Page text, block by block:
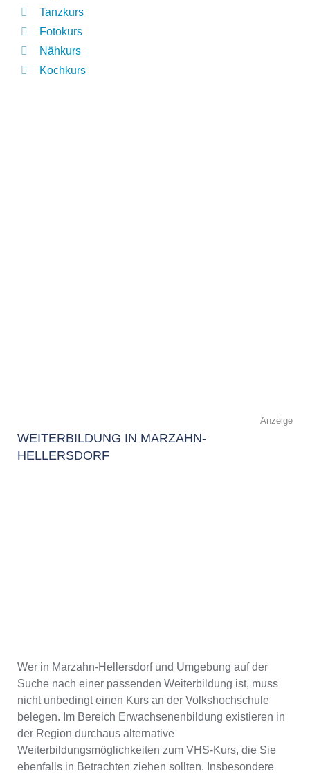
Tanzkurs
Fotokurs
Nähkurs
Kochkurs
Anzeige
WEITERBILDUNG IN MARZAHN-
HELLERSDORF
Wer in Marzahn-Hellersdorf und Umgebung auf der
Suche nach einer passenden Weiterbildung ist, muss
nicht unbedingt einen Kurs an der Volkshochschule
belegen. Im Bereich Erwachsenenbildung existieren in
der Region durchaus alternative
Weiterbildungsmöglichkeiten zum VHS-Kurs, die Sie
ebenfalls in Betrachten ziehen sollten. Insbesondere